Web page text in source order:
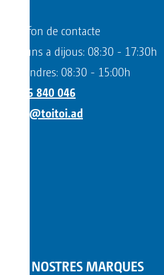
Telèfon de contacte
Dilluns a dijous: 08:30 - 17:30h
Divendres: 08:30 - 15:00h
+376 840 046
info@toitoi.ad
LES NOSTRES MARQUES